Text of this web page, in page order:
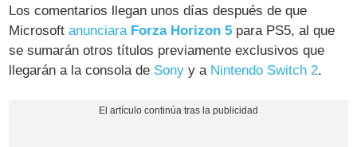
Los comentarios llegan unos días después de que
Microsoftanunciara Forza Horizon 5 para PS5, al que
se sumarán otros títulos previamente exclusivos que
llegarán a la consola de Sony y a Nintendo Switch 2.